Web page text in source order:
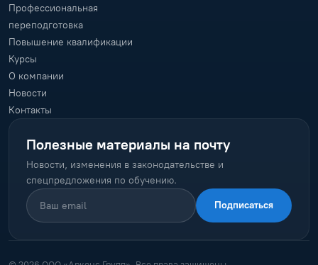
Профессиональная
переподготовка
Повышение квалификации
Курсы
О компании
Новости
Контакты
Полезные материалы на почту
Новости, изменения в законодательстве и
спецпредложения по обучению.
Подписаться